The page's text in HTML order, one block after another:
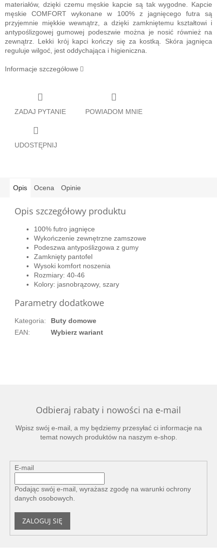
materiałów, dzięki czemu męskie kapcie są tak wygodne. Kapcie
męskie COMFORT wykonane w 100% z jagnięcego futra są
przyjemnie miękkie wewnątrz, a dzięki zamkniętemu kształtowi i
antypoślizgowej gumowej podeszwie można je nosić również na
zewnątrz. Lekki krój kapci kończy się za kostką. Skóra jagnięca
reguluje wilgoć, jest oddychająca i higieniczna.
Informacje szczegółowe
ZADAJ PYTANIE POWIADOM MNIE
UDOSTĘPNIJ
Opis Ocena Opinie
Opis szczegółowy produktu
100% futro jagnięce
Wykończenie zewnętrzne zamszowe
Podeszwa antypoślizgowa z gumy
Zamknięty pantofel
Wysoki komfort noszenia
Rozmiary: 40-46
Kolory: jasnobrązowy, szary
Parametry dodatkowe
Kategoria:
Buty domowe
EAN: Wybierz wariant
Odbieraj rabaty i nowości na e-mail
Wpisz swój e-mail, a my będziemy przesyłać ci informacje na
temat nowych produktów na naszym e-shop.
E-mail
Podając swój e-mail, wyrażasz zgodę na warunki ochrony
danych osobowych.
ZALOGUJ SIĘ